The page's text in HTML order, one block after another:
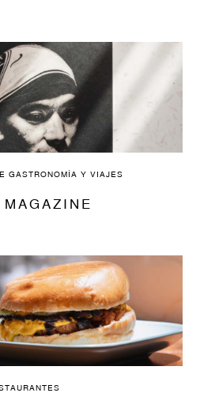
GASTRONOMÍA Y VIAJES